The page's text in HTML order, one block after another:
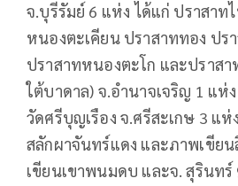
จ.บุรีรัมย์ 6 แห่ง ได้แก่ ปราสา
หนองตะเคียน ปราสาททอง ปร
ปราสาทหนองตะโก และปราส
ใต้บาดาล) จ.อำนาจเจริญ 1 แห่
วัดศรีบุญเรือง จ.ศรีสะเกษ 3 แ
สลักผาจันทร์แดง และภาพเขีย
เขียนเขาพนมดบ และจ. สุรินทร์